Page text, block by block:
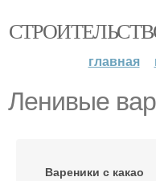
главная
Ленивые
Вареники с какао